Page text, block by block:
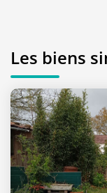
Les biens